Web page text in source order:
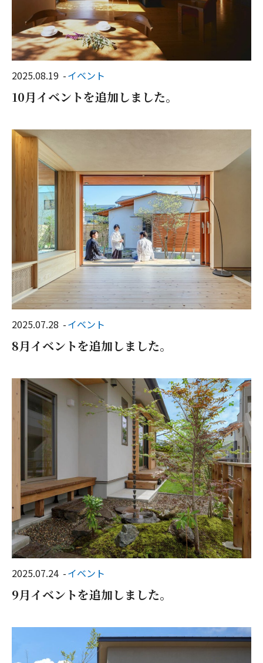
2025.08.19 イベント
10月イベントを追加しました。
2025.07.28 イベント
8月イベントを追加しました。
2025.07.24 イベント
9月イベントを追加しました。